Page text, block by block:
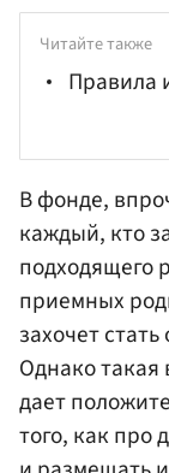
Читайте также
Правила
В фонде,
каждый, кто
подходящего
приемных
захочет
Однако
дает
того, как про